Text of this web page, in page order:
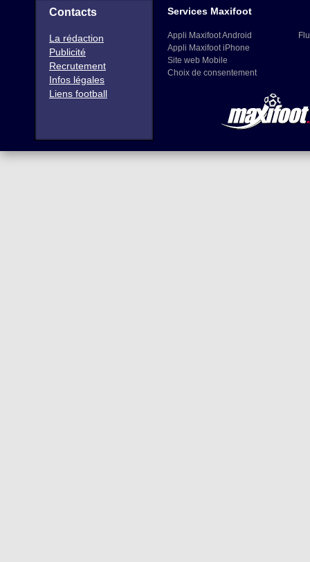
Contacts
La rédaction
Publicité
Recrutement
Infos légales
Liens football
Services Maxifoot
Appli Maxifoot Android
Appli Maxifoot iPhone
Site web Mobile
Choix de consentement